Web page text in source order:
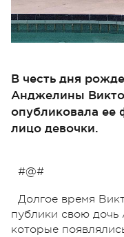
В честь дня
Анджелины
опубликовала ее
лицо девочки.
#@#
Долгое время
публики свою
которые